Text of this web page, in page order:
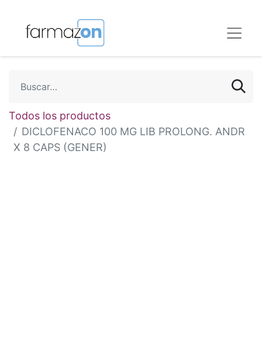
Todos los productos
DICLOFENACO 100 MG LIB PROLONG. ANDR
X 8 CAPS (GENER)